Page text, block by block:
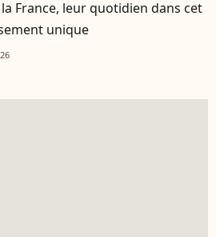
France, leur quotidien dans cet
unique